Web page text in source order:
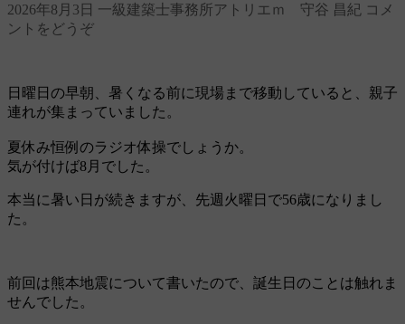
2026年8月3日 一級建築士事務所アトリエｍ 守谷 昌紀 コメ
ントをどうぞ
日曜日の早朝、暑くなる前に現場まで移動していると、親子
連れが集まっていました。
夏休み恒例のラジオ体操でしょうか。
気が付けば8月でした。
本当に暑い日が続きますが、先週火曜日で56歳になりまし
た。
前回は熊本地震について書いたので、誕生日のことは触れま
せんでした。